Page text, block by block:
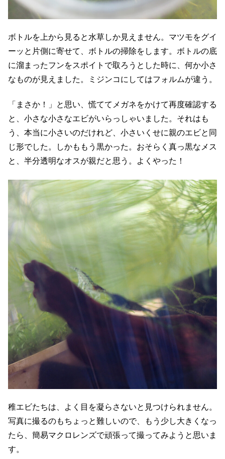
ボトルを上から見ると水草しか見えません。マツモをグイ
ーッと片側に寄せて、ボトルの掃除をします。ボトルの底
に溜まったフンをスポイトで取ろうとした時に、何か小さ
なものが見えました。ミジンコにしてはフォルムが違う。
「まさか！」と思い、慌ててメガネをかけて再度確認する
と、小さな小さなエビがいらっしゃいました。それはも
う、本当に小さいのだけれど、小さいくせに親のエビと同
じ形でした。しかももう黒かった。おそらく真っ黒なメス
と、半分透明なオスが親だと思う。よくやった！
稚エビたちは、よく目を凝らさないと見つけられません。
写真に撮るのもちょっと難しいので、もう少し大きくなっ
たら、簡易マクロレンズで頑張って撮ってみようと思いま
す。